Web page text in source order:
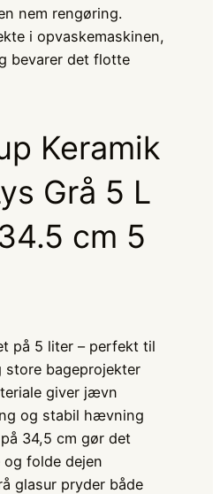
nem rengøring.
i opvaskemaskinen,
bevarer det flotte
Keramik
Grå 5 L
cm 5
på 5 liter – perfekt til
store bageprojekter
giver jævn
og stabil hævning
34,5 cm gør det
folde dejen
glasur pryder både